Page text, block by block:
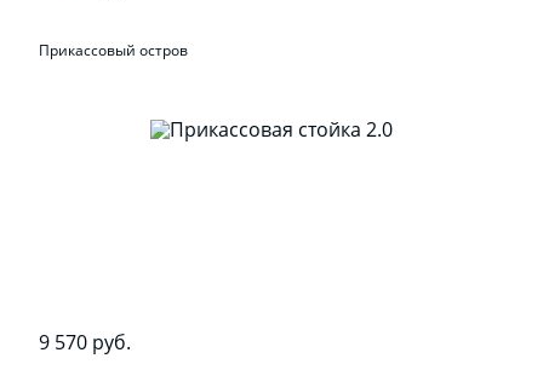
Прикассовый остров
9 570 руб.